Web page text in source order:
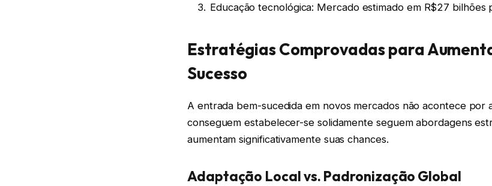
Educação tecnológica: Mercado estimado em R$27 bilhões
Estratégias Comprovadas para
Sucesso
A entrada bem-sucedida em novos mercados não acontece por
conseguem estabelecer-se solidamente seguem abordagens
aumentam significativamente suas chances.
Adaptação Local vs. Padronização Global